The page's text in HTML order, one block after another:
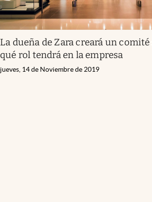
La dueña de Zara creará un
qué rol tendrá en la empresa
jueves, 14 de Noviembre de 2019